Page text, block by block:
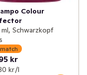
Colour
Schwarzkopf
kr
kr /l